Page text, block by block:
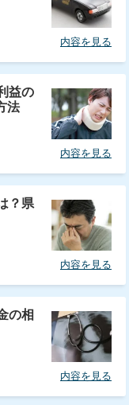
内容を見る
益の
法
内容を見る
？県
内容を見る
の相
内容を見る